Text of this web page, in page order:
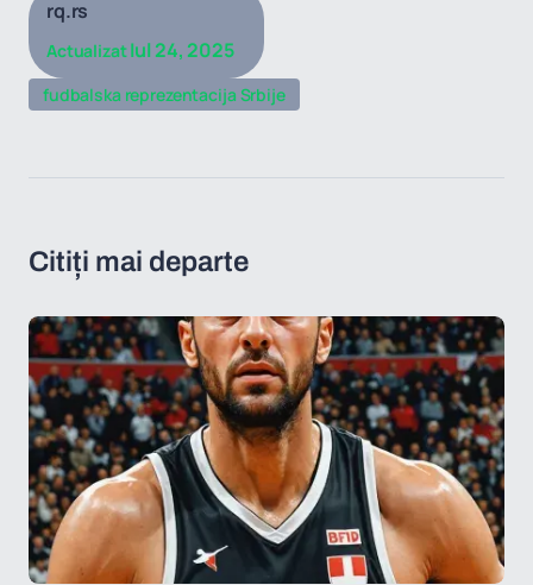
rq.rs
ActualizatIul 24, 2025
fudbalska reprezentacija Srbije
Citiți mai departe